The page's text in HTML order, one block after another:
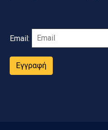
Email:
Εγγραφή